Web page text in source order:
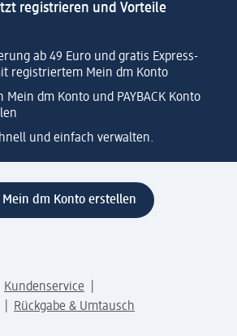
registrieren und Vorteile
ab 49 Euro und gratis Express-
registriertem Mein dm Konto
Mein dm Konto und PAYBACK Konto
und einfach verwalten.
Mein dm Konto erstellen
Kundenservice
Rückgabe & Umtausch